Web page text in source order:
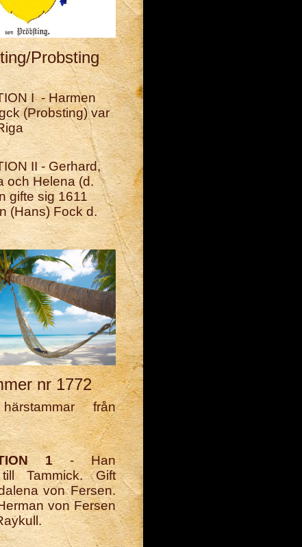
Probsting
I - Harmen
(Probsting) var
II - Gerhard,
och Helena (d.
gifte sig 1611
(Hans) Fock d.
nr 1772
från
1- Han
Tammick. Gift
von Fersen.
von Fersen